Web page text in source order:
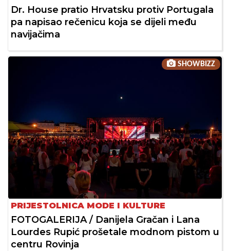
Dr. House pratio Hrvatsku protiv Portugala
pa napisao rečenicu koja se dijeli među
navijačima
SHOWBIZZ
PRIJESTOLNICA MODE I KULTURE
FOTOGALERIJA / Danijela Gračan i Lana
Lourdes Rupić prošetale modnom pistom u
centru Rovinja